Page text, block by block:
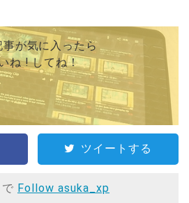
事が気に入ったら
ね ! してね！
ツイートする
Follow asuka_xp